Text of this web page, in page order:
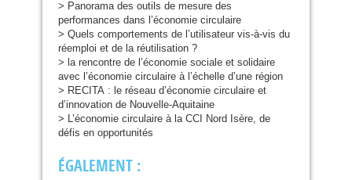
> Panorama des outils de mesure des
performances dans l’économie circulaire
> Quels comportements de l’utilisateur vis-à-vis du
réemploi et de la réutilisation ?
> la rencontre de l’économie sociale et solidaire
avec l’économie circulaire à l’échelle d’une région
> RECITA : le réseau d’économie circulaire et
d’innovation de Nouvelle-Aquitaine
> L’économie circulaire à la CCI
Nord Isère, de
défis en opportunités
ÉGALEMENT :